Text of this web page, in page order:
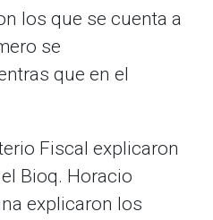
los que se cuenta a
se
que en el
Fiscal explicaron
Bioq. Horacio
explicaron los